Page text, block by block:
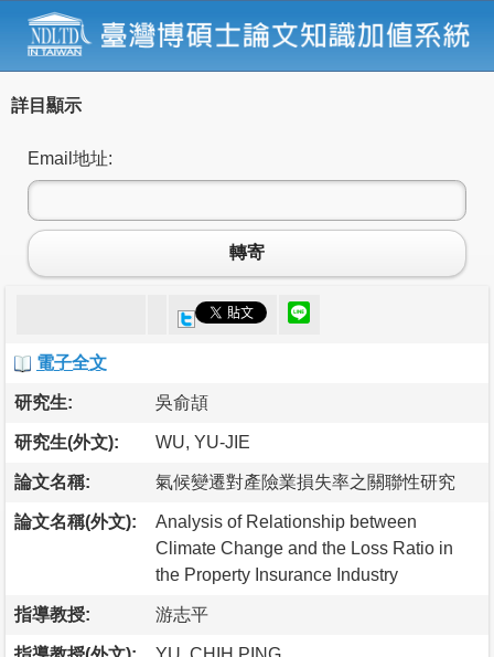
詳目顯示
Email地址:
轉寄
電子全文
研究生: 吳俞頡
研究生(外文): WU, YU-JIE
論文名稱: 氣候變遷對產險業損失率之關聯性研究
論文名稱(外文):
Analysis of Relationship between
Climate Change and the Loss Ratio in
the Property Insurance Industry
指導教授: 游志平